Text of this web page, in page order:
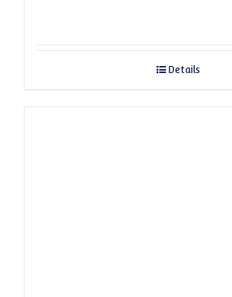
Details